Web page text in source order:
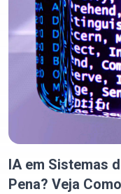
IA em Sistemas
Pena? Veja